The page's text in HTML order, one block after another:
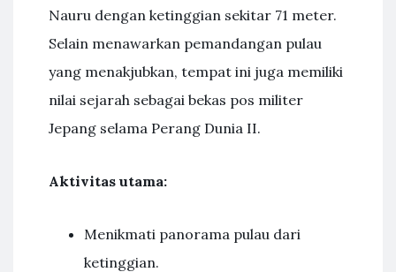
Nauru dengan ketinggian sekitar 71 meter.
Selain menawarkan pemandangan pulau
yang menakjubkan, tempat ini juga memiliki
nilai sejarah sebagai bekas pos militer
Jepang selama Perang Dunia II.
Aktivitas utama:
Menikmati panorama pulau dari
ketinggian.